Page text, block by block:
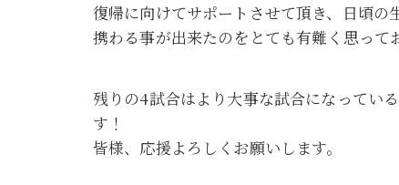
復帰に向けてサポートさせて頂き、日頃の
携わる事が出来たのをとても有難く思って
残りの4試合はより大事な試合になってい
す！
皆様、応援よろしくお願いします。